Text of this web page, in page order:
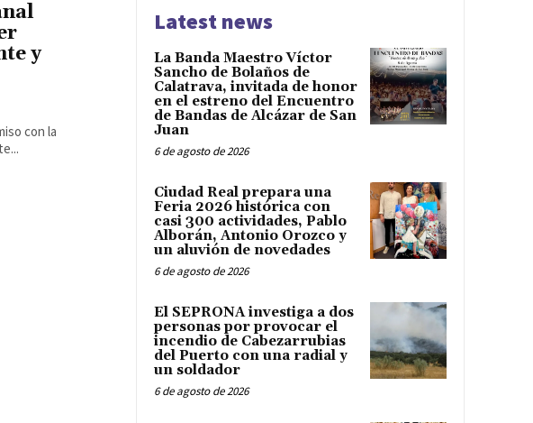
y
con la
Latest news
La Banda Maestro Víctor
Sancho de Bolaños de
Calatrava, invitada de honor
en el estreno del Encuentro
de Bandas de Alcázar de San
Juan
6 de agosto de 2026
Ciudad Real prepara una
Feria 2026 histórica con
casi 300 actividades, Pablo
Alborán, Antonio Orozco y
un aluvión de novedades
6 de agosto de 2026
El SEPRONA investiga a dos
personas por provocar el
incendio de Cabezarrubias
del Puerto con una radial y
un soldador
6 de agosto de 2026